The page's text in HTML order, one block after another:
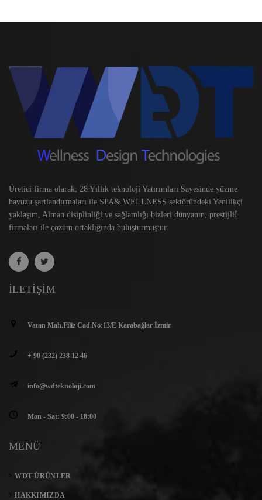
Üretici firma olarak; 28 Yıllık teknoloji Yatırımları Sayesinde yüzme
havuzu şartlandırmaları ile SPA& WELLNESS sektöründeki Yenilikçi
yaklaşım, Alman disiplinliği ve sağlamlığı bizleri dünyanın, prestijliİ
firmaları ile çözüm ortaklığında buluşturmuştur
İLETIŞIM
Vatan Mah.Filiz Cad.No:13/E Karabağlar İzmir
+ 90 (232) 238 12 46
info@wdteknoloji.com
Mon - Sat: 9:00 - 18:00
MENÜ
WDT ÜRÜNLER
HAKKIMIZDA